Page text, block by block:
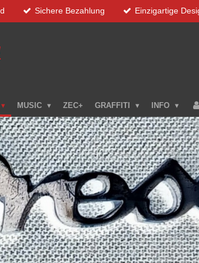
Sichere Bezahlung Einzigartige
MUSIC ZEC+ GRAFFITI INFO